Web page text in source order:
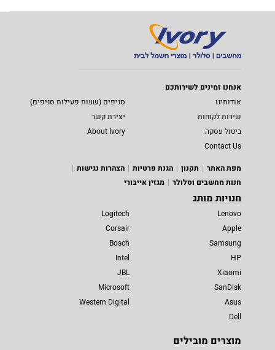
אנחנו זמינים לשירותכם
אודותינו
סניפים (שעות פעילות סניפים)
שירות לקוחות
יצירת קשר
ביטול עסקה
About Ivory
Contact Us
מפת האתר
תקנון הגנת פרטיות
הצהרות נגישות
חנות מחשבים וסלולר
מגזין אייבורי
חנויות מותג
Lenovo
Apple
Samsung
HP
Xiaomi
SanDisk
Asus
Dell
Logitech
Corsair
Bosch
Intel
JBL
Microsoft
Western Digital
מוצרים מובילים